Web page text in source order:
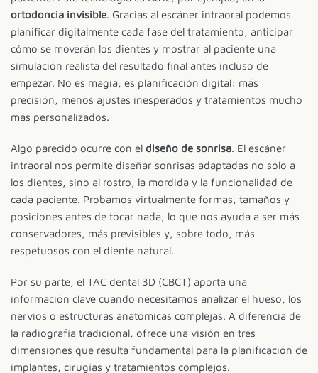
ortodoncia invisible. Gracias al escáner intraoral podemos
planificar digitalmente cada fase del tratamiento, anticipar
cómo se moverán los dientes y mostrar al paciente una
simulación realista del resultado final antes incluso de
empezar. No es magia, es planificación digital: más
precisión, menos ajustes inesperados y tratamientos mucho
más personalizados.
Algo parecido ocurre con el diseño de sonrisa. El escáner
intraoral nos permite diseñar sonrisas adaptadas no solo a
los dientes, sino al rostro, la mordida y la funcionalidad de
cada paciente. Probamos virtualmente formas, tamaños y
posiciones antes de tocar nada, lo que nos ayuda a ser más
conservadores, más previsibles y, sobre todo, más
respetuosos con el diente natural.
Por su parte, el TAC dental 3D (CBCT) aporta una
información clave cuando necesitamos analizar el hueso, los
nervios o estructuras anatómicas complejas. A diferencia de
la radiografía tradicional, ofrece una visión en tres
dimensiones que resulta fundamental para la planificación de
implantes, cirugías y tratamientos complejos.